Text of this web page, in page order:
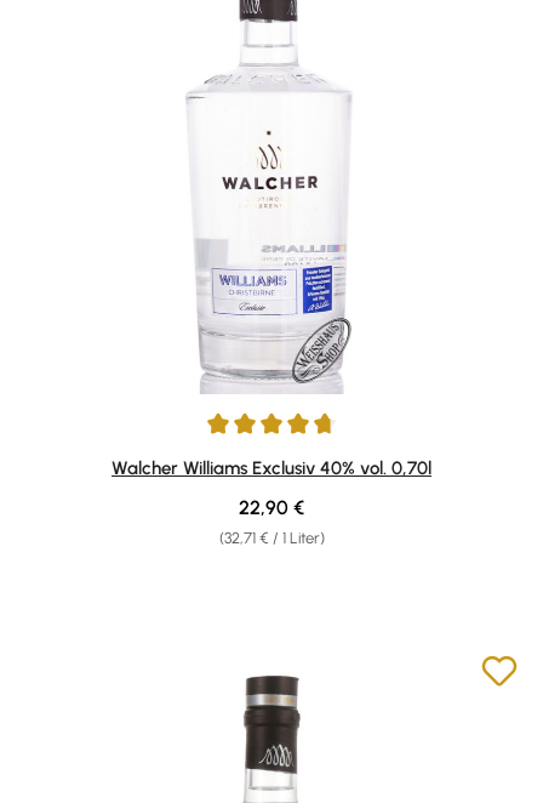
Durchschnittliche Bewertung von 4.86 von 5 Sternen
Walcher Williams Exclusiv 40% vol. 0,70l
(32,71 € / 1 Liter)
Regulärer Preis:
22,90 €